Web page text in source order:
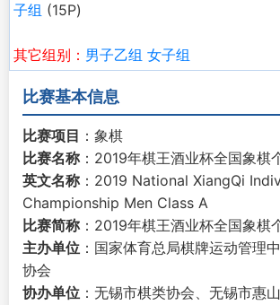
子组 (15P)
其它组别： 男子乙组 女子组
比赛基本信息
比赛项目 ：象棋
比赛名称 ：2019年棋王酒业杯全国象棋
英文名称 ：2019 National XiangQi
Championship Men Class A
比赛简称 ：2019年棋王酒业杯全国象棋
主办单位 ：国家体育总局棋牌运动管理
协会
协办单位 ：无锡市棋类协会、无锡市惠